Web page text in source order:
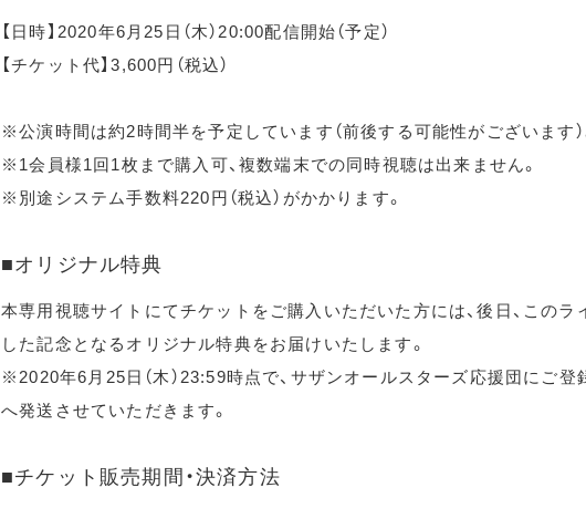
【日時】2020年6月25日（木）20:00配信開始（予定）
【チケット代】3,600円（税込）
※公演時間は約2時間半を予定しています（前後する可能性がございます）
※1会員様1回1枚まで購入可、複数端末での同時視聴は出来ません。
※別途システム手数料220円（税込）がかかります。
■オリジナル特典
本専用視聴サイトにてチケットをご購入いただいた方には、後日、このラ
した記念となるオリジナル特典をお届けいたします。
※2020年6月25日（木）23:59時点で、サザンオールスターズ応援団にご登
へ発送させていただきます。
■チケット販売期間・決済方法